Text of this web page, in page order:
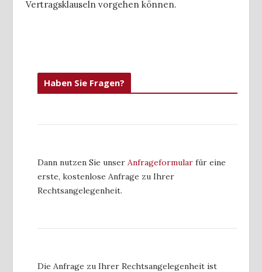
Vertragsklauseln vorgehen können.
Haben Sie Fragen?
Dann nutzen Sie unser Anfrageformular für eine
erste, kostenlose Anfrage zu Ihrer
Rechtsangelegenheit.
Die Anfrage zu Ihrer Rechtsangelegenheit ist